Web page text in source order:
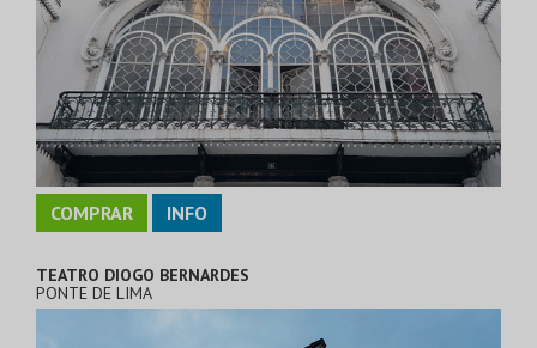
COMPRAR INFO
TEATRO DIOGO BERNARDES
PONTE DE LIMA